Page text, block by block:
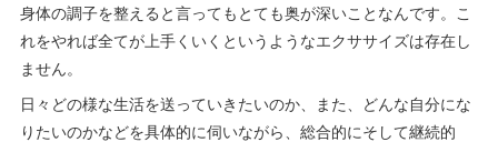
身体の調子を整えると言ってもとても奥が深いことなんです。こ
れをやれば全てが上手くいくというようなエクササイズは存在し
ません。
日々どの様な生活を送っていきたいのか、また、どんな自分にな
りたいのかなどを具体的に伺いながら、総合的にそして継続的